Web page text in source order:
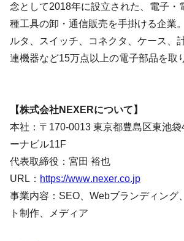
念として2018年に設立された、電子・
種工具の卸・通信販売を手掛ける企業
ルタ、スイッチ、コネクタ、ケース、
連機器など15万点以上の電子部品を取
【株式会社NEXERについて】
本社：〒170-0013 東京都豊島区東池袋
ーナビル11F
代表取締役：宮田 裕也
URL： https://www.nexer.co.jp
事業内容：SEO、Webブランディング
ト制作、メディア